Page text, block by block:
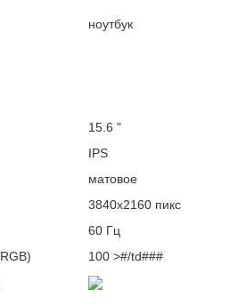
ноутбук
15.6 "
IPS
матовое
3840x2160 пикс
60 Гц
RGB)
100 >#/td###